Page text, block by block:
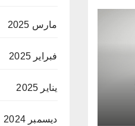
مارس 2025
فبراير 2025
يناير 2025
ديسمبر 2024